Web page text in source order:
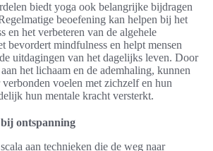
biedt yoga ook belangrijke bijdragen
beoefening kan helpen bij het
en het verbeteren van de algehele
bevordert mindfulness en helpt mensen
uitdagingen van het dagelijks leven. Door
het lichaam en de ademhaling, kunnen
verbonden voelen met zichzelf en hun
hun mentale kracht versterkt.
ontspanning
aan technieken die de weg naar